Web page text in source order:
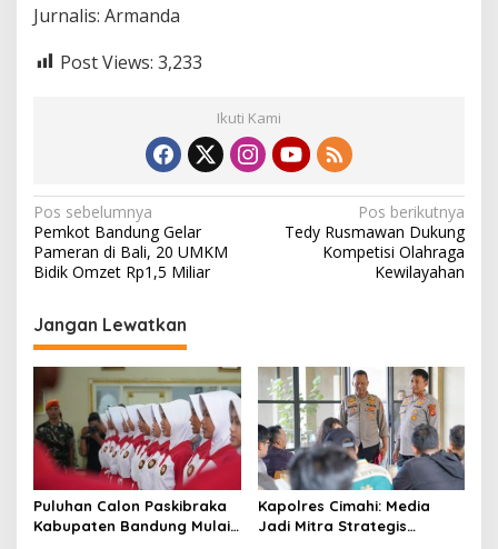
Jurnalis: Armanda
Post Views: 3,233
Ikuti Kami
N
a
v
i
g
a
s
i
p
o
s
Pos sebelumnya
Pemkot Bandung Gelar
Pameran di Bali, 20 UMKM
Bidik Omzet Rp1,5 Miliar
Pos berikutnya
Tedy Rusmawan Dukung
Kompetisi Olahraga
Kewilayahan
Jangan Lewatkan
Puluhan Calon Paskibraka
Kabupaten Bandung Mulai
Kapolres Cimahi: Media
Jadi Mitra Strategis